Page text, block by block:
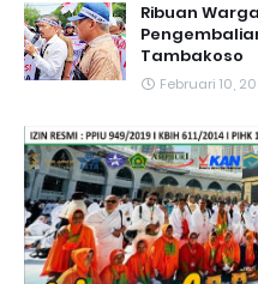
Ribuan
Tambakoso
Februari 10,